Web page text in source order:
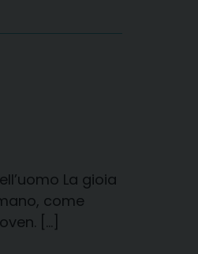
La gioia
come
[…]